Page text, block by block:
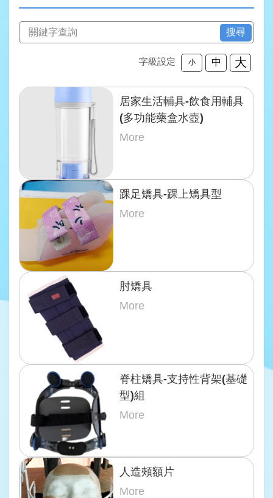
搜尋
字級設定 小 中 大
居家生活輔具-飲食用輔具
(多功能藥盒水壺)
More
踝足矯具-踝上矯具型
More
肘矯具
More
脊柱矯具-支持性背架(基礎
型)組
More
人造頰額片
More